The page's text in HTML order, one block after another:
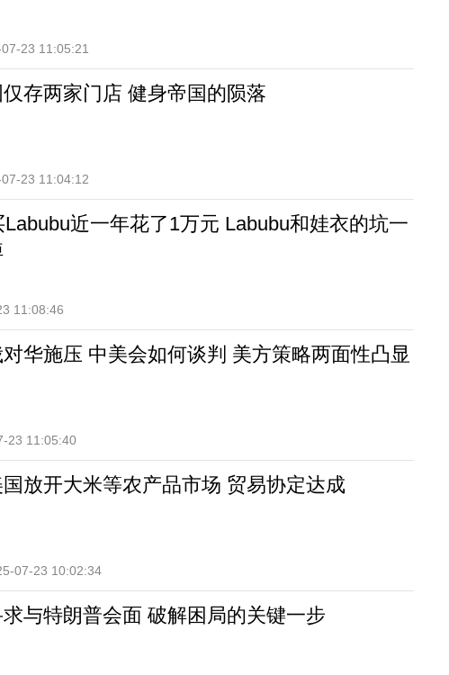
23 11:05:21
存两家门店 健身帝国的陨落
23 11:04:12
近一年花了1万元 Labubu和娃衣的坑一
11:08:46
华施压 中美会如何谈判 美方策略两面性凸显
23 11:05:40
放开大米等农产品市场 贸易协定达成
07-23 10:02:34
与特朗普会面 破解困局的关键一步